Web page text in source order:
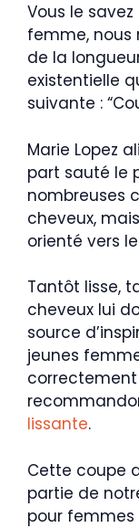
Vous le
femme, nous
de la
existentielle
suivante :
Marie Lopez
part sauté le
nombreuses
cheveux,
orienté vers
Tantôt lisse,
cheveux lui
source
jeunes
lissante.
Cette coupe
partie de
pour femmes